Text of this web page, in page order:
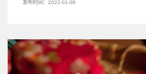
发布时间：2022-01-08